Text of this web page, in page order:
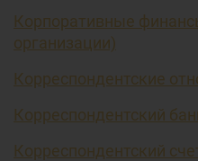
Корпоративные
организации)
Корреспондентские
Корреспондентский
Корреспондентский